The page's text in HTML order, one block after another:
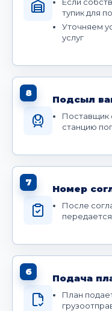
тупик для
Уточняем
услуг
8
Подсыл
Поставщик
станцию
7
Номер
После
6
Подача
План